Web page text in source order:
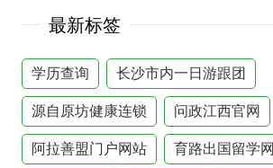
最新标签
学历查询 长沙市内一日游跟团
源自原坊健康连锁 问政江西官网
阿拉善盟门户网站 育路出国留学网